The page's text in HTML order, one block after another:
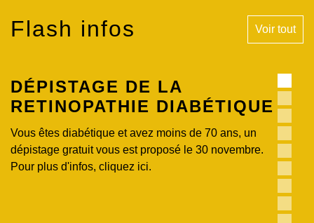
Flash infos Voir tout
VIGILANCE SÉCHERESSE -
USAGE DE L'EAU
La commune est en vigilance sécheresse, des
mesures sont mises en place concernant l'usage de
l'eau. Pour plus d'infos, cliquez ici.